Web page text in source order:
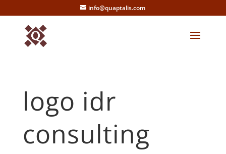
info@quaptalis.com
logo idr
consulting